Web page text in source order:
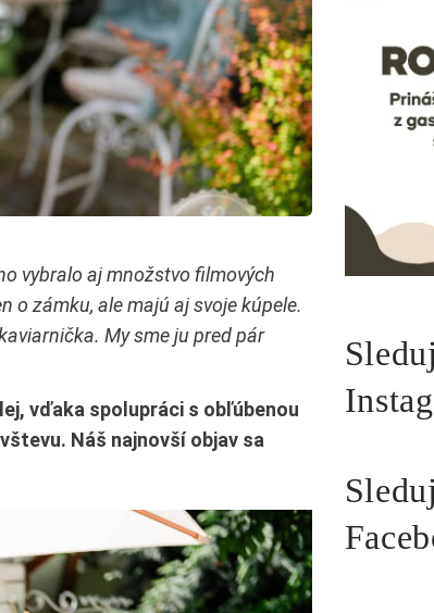
vybralo aj množstvo filmových
o zámku, ale majú aj svoje kúpele.
My sme ju pred pár
vďaka spolupráci s obľúbenou
Náš najnovší objav sa